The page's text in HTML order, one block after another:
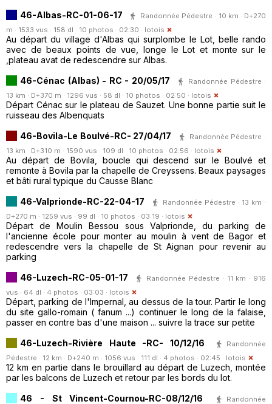
46-Albas-RC-01-06-17
Randonnée Pédestre · 10 km · D+270
m · 1533 vus · 158 dl · 10 photos · 02:30 · lotois
Au départ du village d'Albas qui surplombe le Lot, belle rando
avec de beaux points de vue, longe le Lot et monte sur le
,plateau avat de redescendre sur Albas.
46-Cénac (Albas) - RC - 20/05/17
Randonnée Pédestre ·
13 km · D+370 m · 1296 vus · 58 dl · 10 photos · 02:50 · lotois
Départ Cénac sur le plateau de Sauzet. Une bonne partie suit le
ruisseau des Albenquats
46-Bovila-Le Boulvé-RC- 27/04/17
Randonnée Pédestre ·
13 km · D+310 m · 1590 vus · 109 dl · 10 photos · 02:56 · lotois
Au départ de Bovila, boucle qui descend sur le Boulvé et
remonte à Bovila par la chapelle de Creyssens. Beaux paysages
et bâti rural typique du Causse Blanc
46-Valprionde-RC-22-04-17
Randonnée Pédestre · 13 km ·
D+270 m · 1259 vus · 99 dl · 10 photos · 03:19 · lotois
Départ de Moulin Bessou sous Valprionde, du parking de
l'ancienne école pour monter au moulin à vent de Bagor et
redescendre vers la chapelle de St Aignan pour revenir au
parking
46-Luzech-RC-05-01-17
Randonnée Pédestre · 11 km · 916
vus · 64 dl · 4 photos · 03:03 · lotois
Départ, parking de l'Impernal, au dessus de la tour. Partir le long
du site gallo-romain ( fanum ...) continuer le long de la falaise,
passer en contre bas d'une maison ... suivre la trace sur petite
46-Luzech-Rivière Haute -RC- 10/12/16
Randonnée
Pédestre · 12 km · D+240 m · 1056 vus · 111 dl · 4 photos · 02:45 · lotois
12 km en partie dans le brouillard au départ de Luzech, montée
par les balcons de Luzech et retour par les bords du lot.
46 - St Vincent-Cournou-RC-08/12/16
Randonnée